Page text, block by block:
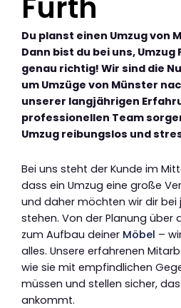
Fürth
Du planst einen Umzug von
Dann bist du bei uns,
genau richtig! Wir sind die
um Umzüge von Münster
unserer langjährigen
professionellen Team
Umzug reibungslos und
Bei uns steht der Kunde im
dass ein Umzug eine große
und daher möchten wir dir bei
stehen. Von der Planung über
zum Aufbau deiner Möbel –
alles. Unsere erfahrenen
wie sie mit empfindlichen
müssen und stellen sicher,
ankommt.